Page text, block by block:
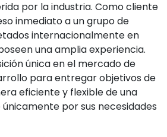
por la industria. Como cliente
inmediato a un grupo de
internacionalmente en
una amplia experiencia.
única en el mercado de
para entregar objetivos de
eficiente y flexible de una
por sus necesidades